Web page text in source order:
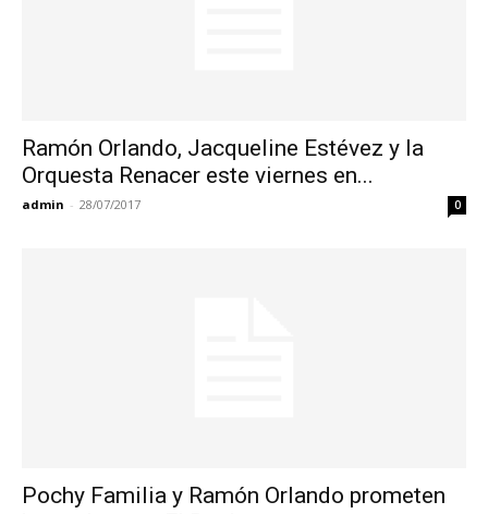
Ramón Orlando, Jacqueline Estévez y la
Orquesta Renacer este viernes en...
admin - 28/07/2017 0
Pochy Familia y Ramón Orlando prometen